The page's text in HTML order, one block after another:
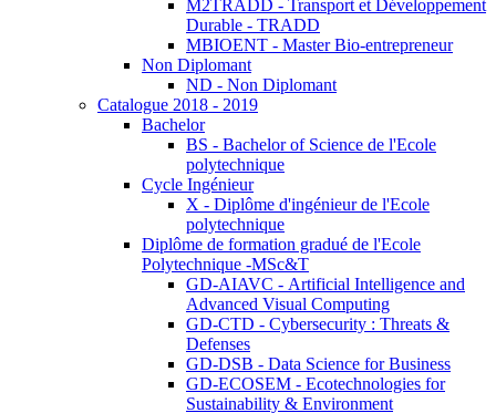
M2TRADD - Transport et Développement
Durable - TRADD
MBIOENT - Master Bio-entrepreneur
Non Diplomant
ND - Non Diplomant
Catalogue 2018 - 2019
Bachelor
BS - Bachelor of Science de l'Ecole
polytechnique
Cycle Ingénieur
X - Diplôme d'ingénieur de l'Ecole
polytechnique
Diplôme de formation gradué de l'Ecole
Polytechnique -MSc&T
GD-AIAVC - Artificial Intelligence and
Advanced Visual Computing
GD-CTD - Cybersecurity : Threats &
Defenses
GD-DSB - Data Science for Business
GD-ECOSEM - Ecotechnologies for
Sustainability & Environment